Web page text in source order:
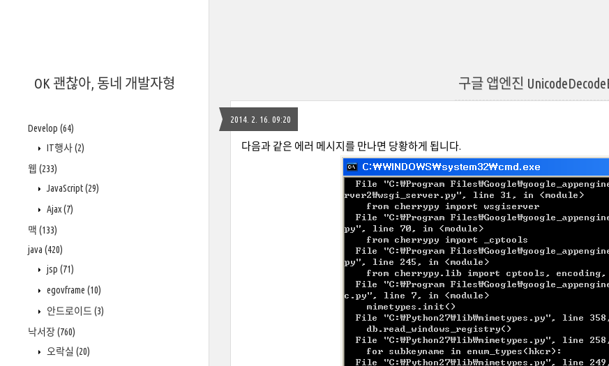
OK 괜찮아, 동네 개발자형
Develop (64)
IT행사(2)
웹 (233)
JavaScript(29)
Ajax(7)
맥 (133)
java (420)
jsp (71)
egovframe (10)
안드로이드 (3)
낙서장(760)
오락실 (20)
구글 앱엔진
2014. 2. 16. 09:20
다음과 같은 에러 메시지를 만나면 당황하게 됩니다.